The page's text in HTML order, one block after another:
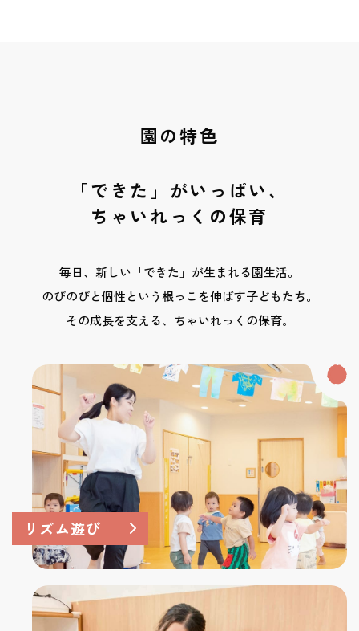
園の特色
「できた」がいっぱい、
ちゃいれっくの保育
毎日、新しい「できた」が生まれる園生活。
のびのびと個性という根っこを伸ばす子どもたち。
その成長を支える、ちゃいれっくの保育。
リズム遊び